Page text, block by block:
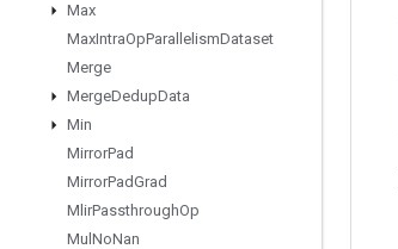
Max
MaxIntraOpParallelismDataset
Merge
MergeDedupData
Min
MirrorPad
MirrorPadGrad
MlirPassthroughOp
Mul NoNan